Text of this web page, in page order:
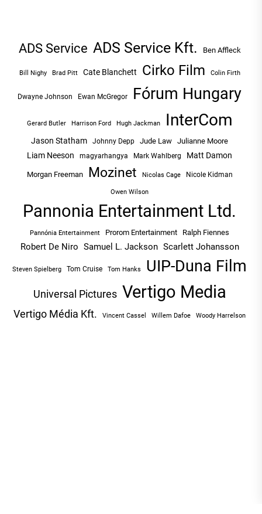
ADS Service ADS Service Kft. Ben Affleck
Bill Nighy Brad Pitt Cate Blanchett Cirko Film Colin Firth
Dwayne Johnson Ewan McGregor Fórum Hungary
Gerard Butler Harrison Ford Hugh Jackman InterCom
Jason Statham Johnny Depp Jude Law Julianne Moore
Liam Neeson magyarhangya Mark Wahlberg Matt Damon
Morgan Freeman Mozinet Nicolas Cage Nicole Kidman
Owen Wilson
Pannonia Entertainment Ltd.
Pannónia Entertainment Prorom Entertainment Ralph Fiennes
Robert De Niro Samuel L. Jackson Scarlett Johansson
Steven Spielberg Tom Cruise Tom Hanks UIP-Duna Film
Universal Pictures Vertigo Media
Vertigo Média Kft. Vincent Cassel Willem Dafoe Woody Harrelson